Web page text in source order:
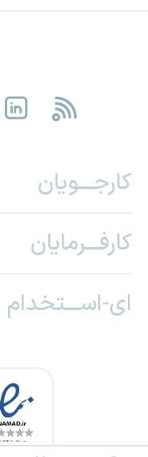
کارجـــویان
کارفـــرمایان
ای-اســـتخدام